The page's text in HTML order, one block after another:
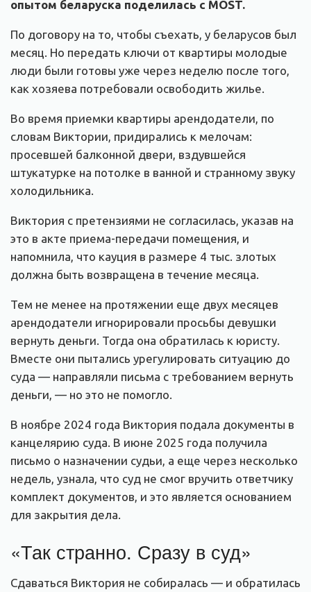
опытом беларуска поделилась с MOST.
По договору на то, чтобы съехать, у беларусов был
месяц. Но передать ключи от квартиры молодые
люди были готовы уже через неделю после того,
как хозяева потребовали освободить жилье.
Во время приемки квартиры арендодатели, по
словам Виктории, придирались к мелочам:
просевшей балконной двери, вздувшейся
штукатурке на потолке в ванной и странному звуку
холодильника.
Виктория с претензиями не согласилась, указав на
это в акте приема-передачи помещения, и
напомнила, что кауция в размере 4 тыс. злотых
должна быть возвращена в течение месяца.
Тем не менее на протяжении еще двух месяцев
арендодатели игнорировали просьбы девушки
вернуть деньги. Тогда она обратилась к юристу.
Вместе они пытались урегулировать ситуацию до
суда — направляли письма с требованием вернуть
деньги, — но это не помогло.
В ноябре 2024 года Виктория подала документы в
канцелярию суда. В июне 2025 года получила
письмо о назначении судьи, а еще через несколько
недель, узнала, что суд не смог вручить ответчику
комплект документов, и это является основанием
для закрытия дела.
«Так странно. Сразу в суд»
Сдаваться Виктория не собиралась — и обратилась